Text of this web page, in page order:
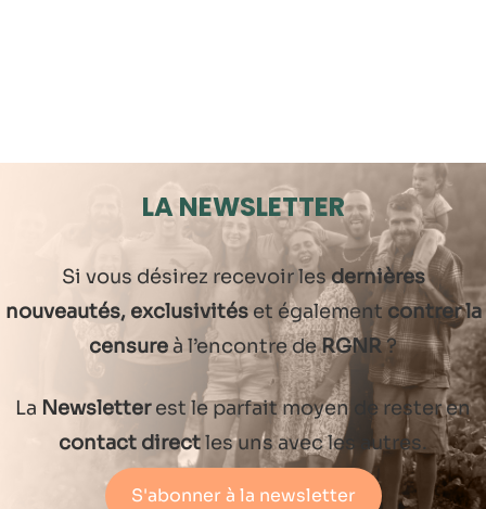
LA NEWSLETTER
Si vous désirez recevoir lesdernières
nouveautés, exclusivitéset également contrer la
censureà l’encontre deRGNR?
La Newsletterest le parfait moyen de rester en
contact directles uns avec les autres.
S'abonner à la newsletter